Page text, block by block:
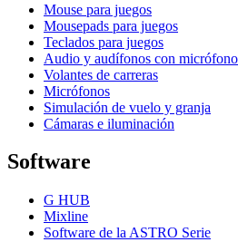
Mouse para juegos
Mousepads para juegos
Teclados para juegos
Audio y audífonos con
Volantes de carreras
Micrófonos
Simulación de vuelo y granja
Cámaras e iluminación
Software
G HUB
Mixline
Software de la ASTRO Serie